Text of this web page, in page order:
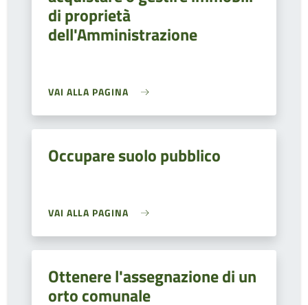
di proprietà
dell'Amministrazione
VAI ALLA PAGINA
Occupare suolo pubblico
VAI ALLA PAGINA
Ottenere l'assegnazione di un
orto comunale